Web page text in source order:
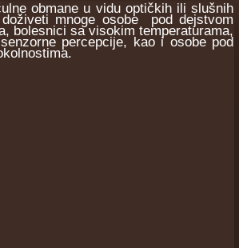
obmane u vidu optičkih ili slušnih
doživeti mnoge osobe pod dejstvom
bolesnici sa visokim temperaturama,
percepcije, kao i osobe pod